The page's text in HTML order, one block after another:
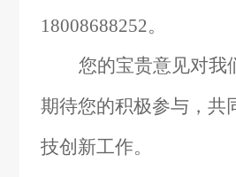
18008688252。
您的宝贵意见对我
期待您的积极参与，共
技创新工作。